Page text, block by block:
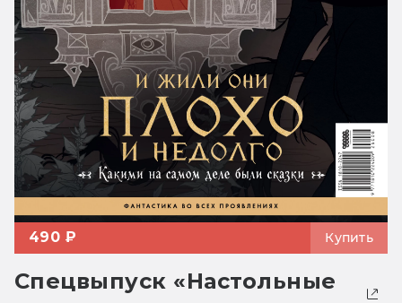
490 ₽ Купить
Спецвыпуск «Настольные